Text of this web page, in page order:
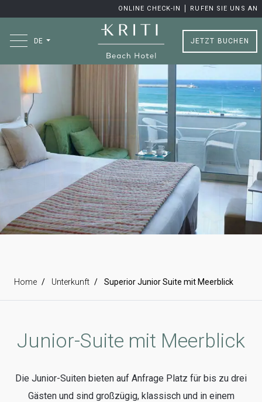
ONLINE CHECK-IN RUFEN SIE UNS AN
DE JETZT BUCHEN
Home Unterkunft Superior Junior Suite mit Meerblick
Junior-Suite mit Meerblick
Die Junior-Suiten bieten auf Anfrage Platz für bis zu drei
Gästen und sind großzügig, klassisch und in einem